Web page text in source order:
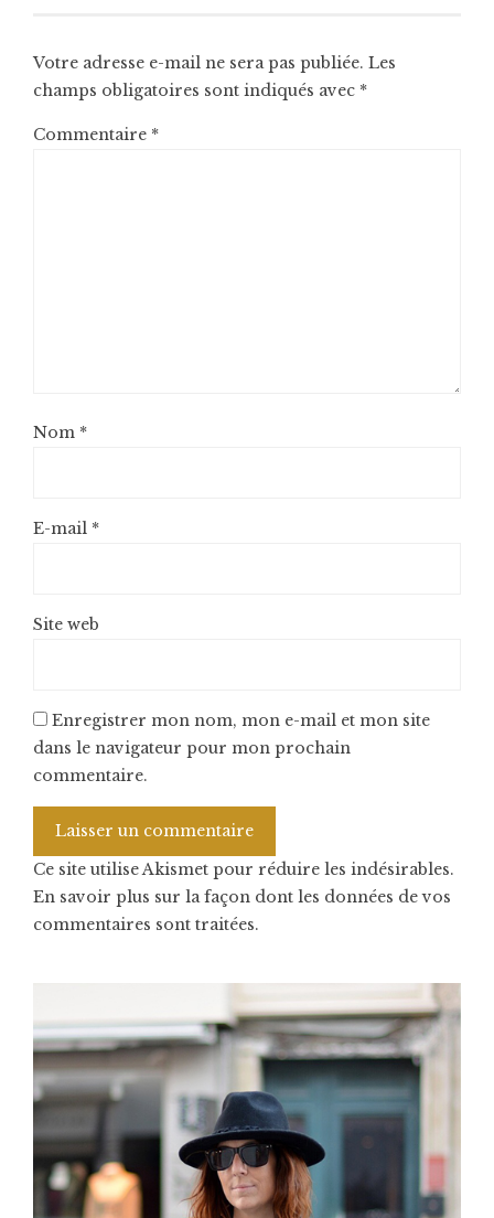
Votre adresse e-mail ne sera pas publiée. Les
champs obligatoires sont indiqués avec *
Commentaire *
Nom *
E-mail *
Site web
Enregistrer mon nom, mon e-mail et mon site
dans le navigateur pour mon prochain
commentaire.
Ce site utilise Akismet pour réduire les indésirables.
En savoir plus sur la façon dont les données de vos
commentaires sont traitées.